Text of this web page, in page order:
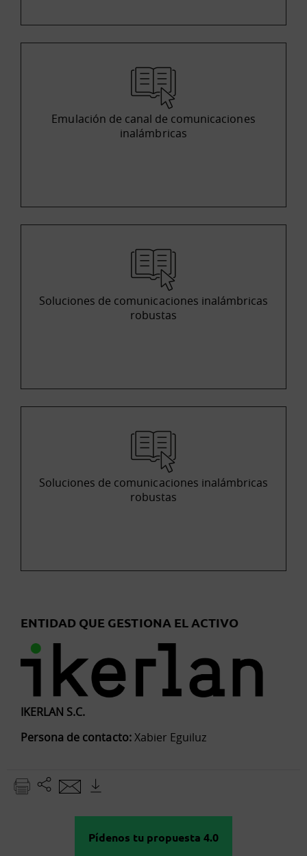
Emulación de canal de comunicaciones
inalámbricas
Soluciones de comunicaciones inalámbricas
robustas
Soluciones de comunicaciones inalámbricas
robustas
ENTIDAD QUE GESTIONA EL ACTIVO
IKERLAN S.C.
Persona de contacto:Xabier Eguiluz
Pídenos tu propuesta 4.0